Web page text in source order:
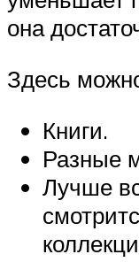
она
Здесь
Книги.
Разные
Лучше